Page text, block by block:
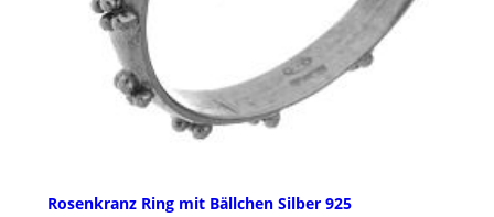
Rosenkranz Ring mit Bällchen Silber 925